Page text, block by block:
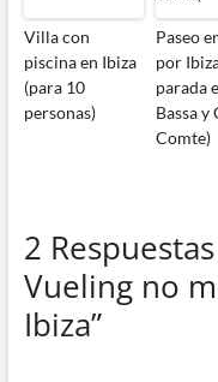
Villa con
piscina en Ibiza
(para 10
personas)
Paseo
por
parada
Bassa y
Comte)
2
Vueling no
Ibiza”